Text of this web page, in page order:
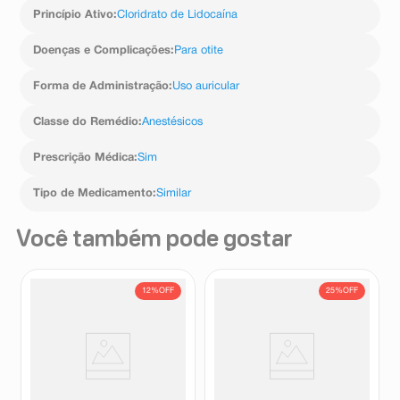
Princípio Ativo:Cloridrato de Lidocaína
Doenças e Complicações: Para otite
Forma de Administração:Uso auricular
Classe do Remédio:Anestésicos
Prescrição Médica:Sim
Tipo de Medicamento:Similar
Você também pode gostar
12%OFF 25%OFF